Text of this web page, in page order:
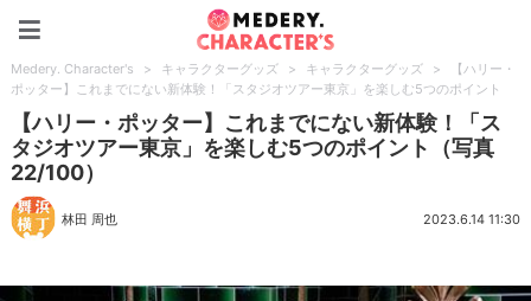
Medery. Character's > キャラクターグッズ > キャラクターグッズ >
【ハリー・
ポッター】これまでにない新体験！「スタジオツアー東京」を楽しむ5つのポイント
【ハリー・ポッター】これまでにない新体験！「ス
タジオツアー東京」を楽しむ5つのポイント（写真
22/100）
林田 周也 2023.6.14 11:30